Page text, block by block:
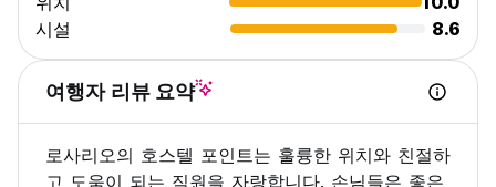
시설
8.6
여행자 리뷰 요약
로사리오의 호스텔 포인트는 훌륭한 위치와 친절하
고 도움이 되는 직원을 자랑합니다. 손님들은 좋은